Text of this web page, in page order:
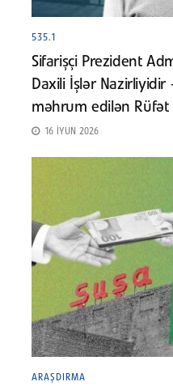
535.1
Sifarişçi Prezident
Daxili İşlər Nazirliyidir
məhrum edilən Rüfət
16 İYUN 2026
ARAŞDIRMA